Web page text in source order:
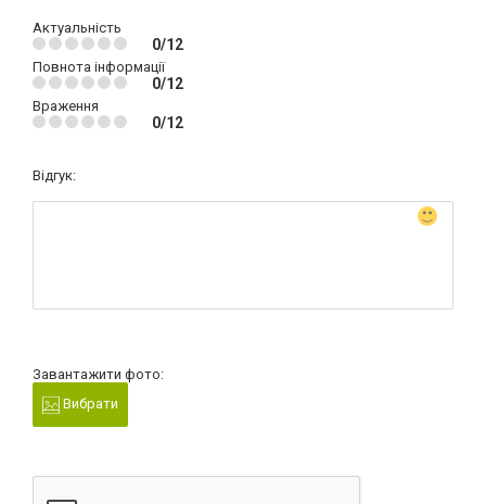
Актуальність
0/12
Повнота інформації
0/12
Враження
0/12
Відгук:
Завантажити фото:
Вибрати